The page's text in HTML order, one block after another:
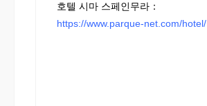
호텔 시마 스페인무라：
https://www.parque-net.com/hotel/